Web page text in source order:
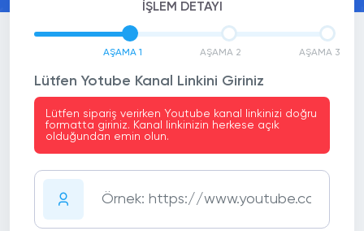
İŞLEM DETAYI
AŞAMA 1 AŞAMA 2 AŞAMA 3
Lütfen Yotube Kanal Linkini Giriniz
Lütfen sipariş verirken Youtube kanal linkinizi doğru
formatta giriniz. Kanal linkinizin herkese açık
olduğundan emin olun.